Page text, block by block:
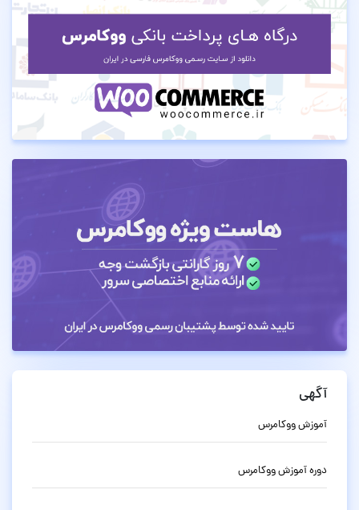
آگهی
آموزش ووکامرس
دوره آموزش ووکامرس